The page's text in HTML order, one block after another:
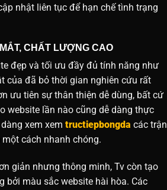
nhật liên tục để hạn chế tình trạng
CHẤT LƯỢNG CAO
đẹp và tối ưu đầy đủ tính năng như
của đã bỏ thời gian nghiên cứu rất
ưu tiên sự thân thiện dễ dùng, bất cứ
website lần nào cũng dễ dàng thực
xem xem tructiepbongda các trận
cách nhanh chóng.
giản nhưng thông minh, Tv còn tạo
bởi màu sắc website hài hòa. Các